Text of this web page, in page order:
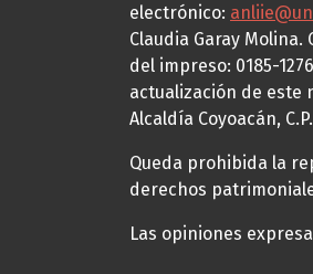
electrónico:
Claudia Garay Molina.
del impreso: 0185-
actualización de este
Alcaldía Coyoacán,
Queda prohibida la
derechos
Las opiniones